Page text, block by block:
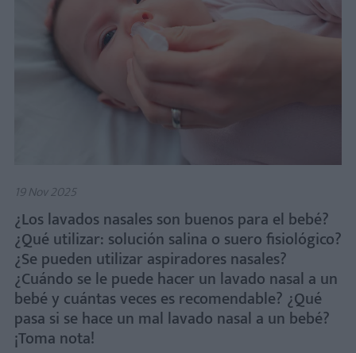
19 Nov 2025
¿Los lavados nasales son buenos para el bebé?
¿Qué utilizar: solución salina o suero fisiológico?
¿Se pueden utilizar aspiradores nasales?
¿Cuándo se le puede hacer un lavado nasal a un
bebé y cuántas veces es recomendable? ¿Qué
pasa si se hace un mal lavado nasal a un bebé?
¡Toma nota!